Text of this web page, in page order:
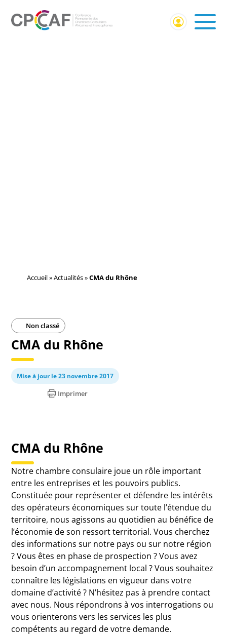
Accueil»Actualités»CMA du Rhône
Non classé
CMA du Rhône
Mise à jour le 23 novembre 2017
Imprimer
CMA du Rhône
Notre chambre consulaire joue un rôle important
entre les entreprises et les pouvoirs publics.
Constituée pour représenter et défendre les intérêts
des opérateurs économiques sur toute l’étendue du
territoire, nous agissons au quotidien au bénéfice de
l’économie de son ressort territorial. Vous cherchez
des informations sur notre pays ou sur notre région
? Vous êtes en phase de prospection ? Vous avez
besoin d’un accompagnement local ? Vous souhaitez
connaître les législations en vigueur dans votre
domaine d’activité ? N’hésitez pas à prendre contact
avec nous. Nous répondrons à vos interrogations ou
vous orienterons vers les services les plus
compétents au regard de votre demande.